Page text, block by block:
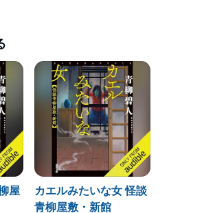
屋
カエルみたいな女 怪談
青柳屋敷・新館